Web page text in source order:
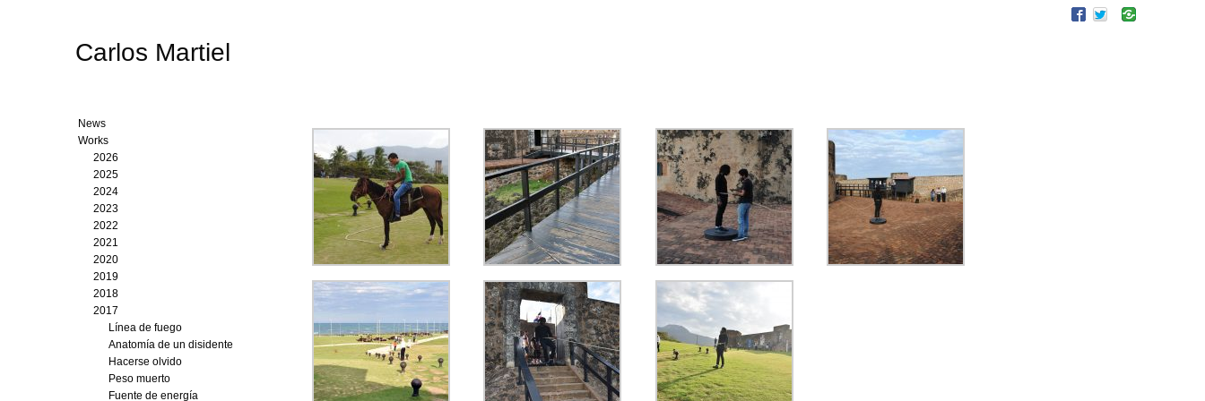
Carlos Martiel
News
Works
2026
2025
2024
2023
2022
2021
2020
2019
2018
2017
Línea de fuego
Anatomía de un disidente
Hacerse olvido
Peso muerto
Fuente de energía